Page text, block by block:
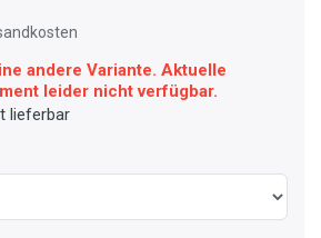
andere Variante. Aktuelle
leider nicht verfügbar.
lieferbar